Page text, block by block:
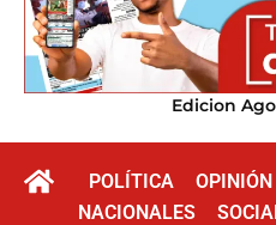
Edicion
POLÍTICA OPINIÓN
NACIONALES